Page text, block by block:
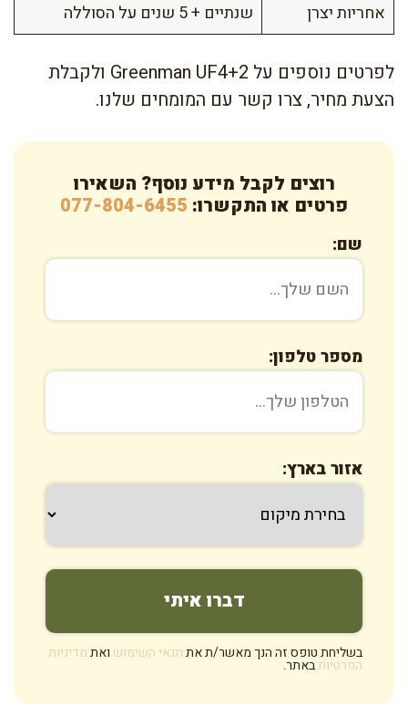
אחריות יצרן
שנתיים + 5 שנים על הסוללה
לפרטים נוספים על Greenman UF4+2 ולקבלת
הצעת מחיר, צרו קשר עם המומחים שלנו.
רוצים לקבל מידע נוסף? השאירו
פרטים או התקשרו: 077-804-6455
שם:
מספר טלפון:
אזור בארץ:
בשליחת טופס זה הנך מאשר/ת אתתנאי השימוש ואתמדיניות
הפרטיותבאתר.